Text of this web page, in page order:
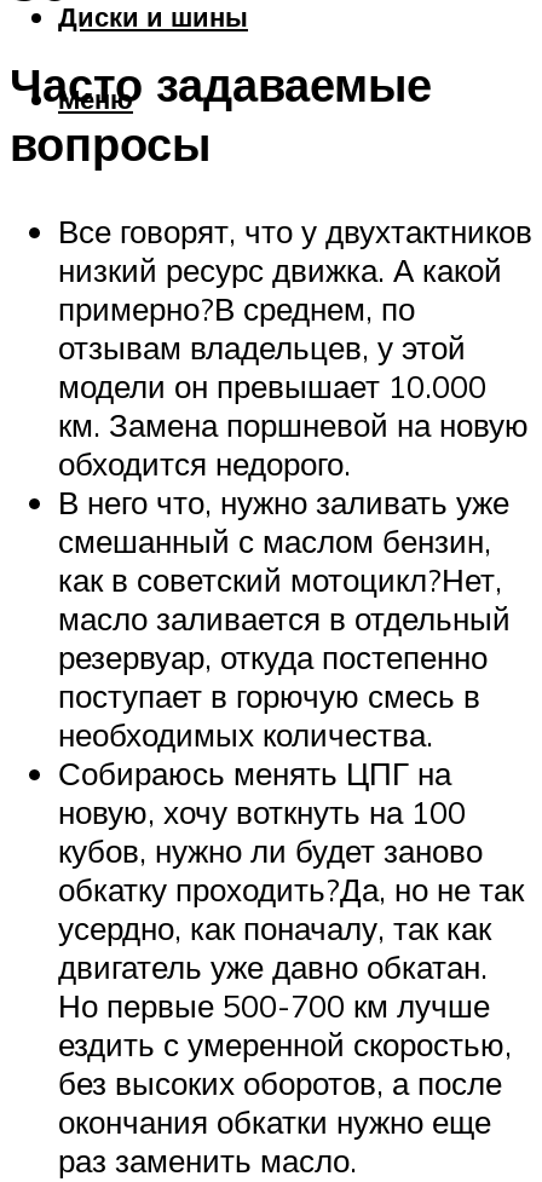
Диски и шины
Меню
Часто задаваемые
вопросы
Все говорят, что у двухтактников
низкий ресурс движка. А какой
примерно?В среднем, по
отзывам владельцев, у этой
модели он превышает 10.000
км. Замена поршневой на новую
обходится недорого.
В него что, нужно заливать уже
смешанный с маслом бензин,
как в советский мотоцикл?Нет,
масло заливается в отдельный
резервуар, откуда постепенно
поступает в горючую смесь в
необходимых количества.
Собираюсь менять ЦПГ на
новую, хочу воткнуть на 100
кубов, нужно ли будет заново
обкатку проходить?Да, но не так
усердно, как поначалу, так как
двигатель уже давно обкатан.
Но первые 500-700 км лучше
ездить с умеренной скоростью,
без высоких оборотов, а после
окончания обкатки нужно еще
раз заменить масло.